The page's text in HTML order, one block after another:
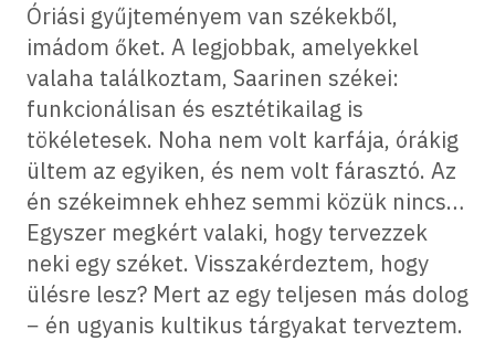
Óriási gyűjteményem van székekből,
imádom őket. A legjobbak, amelyekkel
valaha találkoztam, Saarinen székei:
funkcionálisan és esztétikailag is
tökéletesek. Noha nem volt karfája, órákig
ültem az egyiken, és nem volt fárasztó. Az
én székeimnek ehhez semmi közük nincs…
Egyszer megkért valaki, hogy tervezzek
neki egy széket. Visszakérdeztem, hogy
ülésre lesz? Mert az egy teljesen más dolog
− én ugyanis kultikus tárgyakat terveztem.